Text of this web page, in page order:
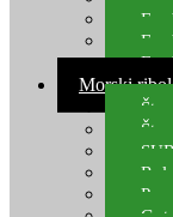
Morski